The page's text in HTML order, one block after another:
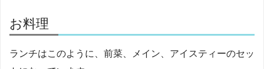
お料理
ランチはこのように、前菜、メイン、アイスティーのセッ